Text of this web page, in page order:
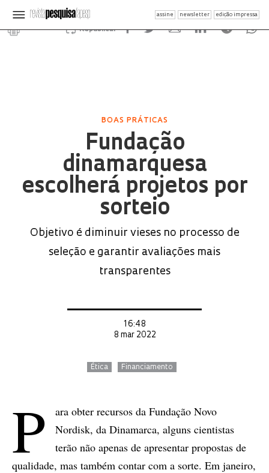
assine newsletter edição impressa
Republicar
BOAS PRÁTICAS
Fundação
dinamarquesa
escolherá projetos por
sorteio
Objetivo é diminuir vieses no processo de
seleção e garantir avaliações mais
transparentes
16:48
8 mar 2022
Ética Financiamento
P
ara obter recursos da Fundação Novo
Nordisk, da Dinamarca, alguns cientistas
terão não apenas de apresentar propostas de
qualidade, mas também contar com a sorte. Em janeiro,